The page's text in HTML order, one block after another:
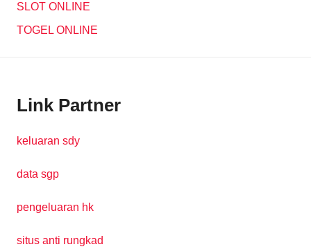
SLOT ONLINE
TOGEL ONLINE
Link Partner
keluaran sdy
data sgp
pengeluaran hk
situs anti rungkad